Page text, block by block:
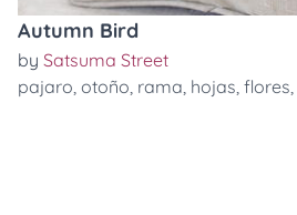
Autumn Bird
by Satsuma Street
pajaro, otoño, rama, hojas, flores,